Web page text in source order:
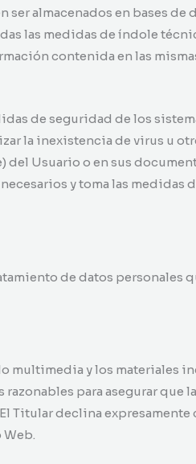
almacenados en bases
las medidas de índole
contenida en las
de seguridad de los
la inexistencia de virus u
del Usuario o en sus
y toma las medidas
de datos personales
multimedia y los materiales
para asegurar
Titular declina